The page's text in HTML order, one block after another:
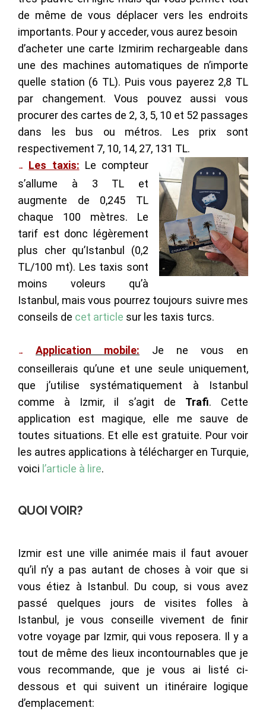
de même de vous déplacer vers les endroits
importants. Pour y acceder, vous aurez besoin
d’acheter une carte Izmirim rechargeable dans
une des machines automatiques de n’importe
quelle station (6 TL). Puis vous payerez 2,8 TL
par changement. Vous pouvez aussi vous
procurer des cartes de 2, 3, 5, 10 et 52 passages
dans les bus ou métros. Les prix sont
respectivement 7, 10, 14, 27, 131 TL.
→ Les taxis: Le compteur
s’allume à 3 TL et
augmente de 0,245 TL
chaque 100 mètres. Le
tarif est donc légèrement
plus cher qu’Istanbul (0,2
TL/100 mt). Les taxis sont
moins voleurs qu’à
Istanbul, mais vous pourrez toujours suivre mes
conseils de cet article sur les taxis turcs.
→ Application mobile: Je ne vous en
conseillerais qu’une et une seule uniquement,
que j’utilise systématiquement à Istanbul
comme à Izmir, il s’agit de Trafi. Cette
application est magique, elle me sauve de
toutes situations. Et elle est gratuite. Pour voir
les autres applications à télécharger en Turquie,
voici l’article à lire.
QUOI VOIR?
Izmir est une ville animée mais il faut avouer
qu’il n’y a pas autant de choses à voir que si
vous étiez à Istanbul. Du coup, si vous avez
passé quelques jours de visites folles à
Istanbul, je vous conseille vivement de finir
votre voyage par Izmir, qui vous reposera. Il y a
tout de même des lieux incontournables que je
vous recommande, que je vous ai listé ci-
dessous et qui suivent un itinéraire logique
d’emplacement: